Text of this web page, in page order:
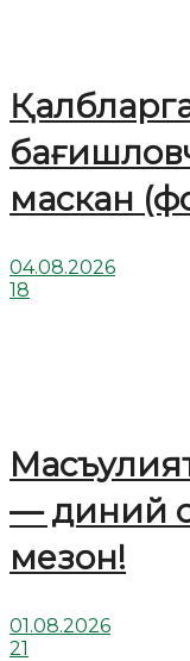
маскан
04.08.2026
18
— диний
мезон!
01.08.2026
21